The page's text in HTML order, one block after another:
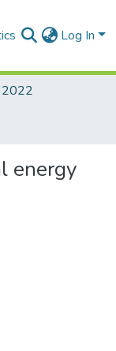
Log In
2022
energy